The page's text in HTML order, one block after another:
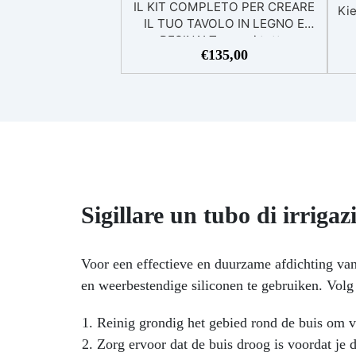
IL KIT COMPLETO PER CREARE
IL TUO TAVOLO IN LEGNO E
RESINA! Troverai tutto
l’occorrente per creare il
contenitore, la resina e la
cosi semplice. Non hai più scuse,
scegli la dimensione che fa per
EPOXYTABLE BEGINNER PER
RESINA EPOSSIDICA FIUME CON
hai esperienza ma hai sempre
voluto un bellissimo e moderno
€135,00
Sigillare un tubo di
Voor een effectieve en duurzame afdichting
en weerbestendige siliconen te gebruiken.
Reinig grondig het gebied rond de buis om
Zorg ervoor dat de buis droog is voordat je